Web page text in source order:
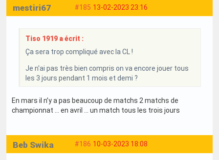
#185 13-02-2023 23:16
mestiri67
Tiso 1919 a écrit :
Ça sera trop compliqué avec la CL !
Je n'ai pas très bien compris on va encore jouer tous
les 3 jours pendant 1 mois et demi ?
En mars il n’y a pas beaucoup de matchs 2 matchs de
championnat … en avril … un match tous les trois jours
#186 10-03-2023 18:08
Beb Swika